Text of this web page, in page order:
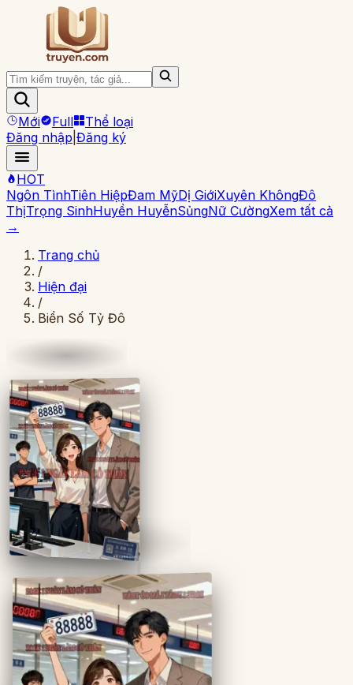
Mới Full
Thể loại
Đăng nhập Đăng ký
HOT
Ngôn TìnhTiên HiệpĐam MỹDị GiớiXuyên KhôngĐô
ThịTrọng SinhHuyền HuyễnSủngNữ CườngXem tất cả
→
Trang chủ
/
Hiện đại
/
Biển Số Tỷ Đô